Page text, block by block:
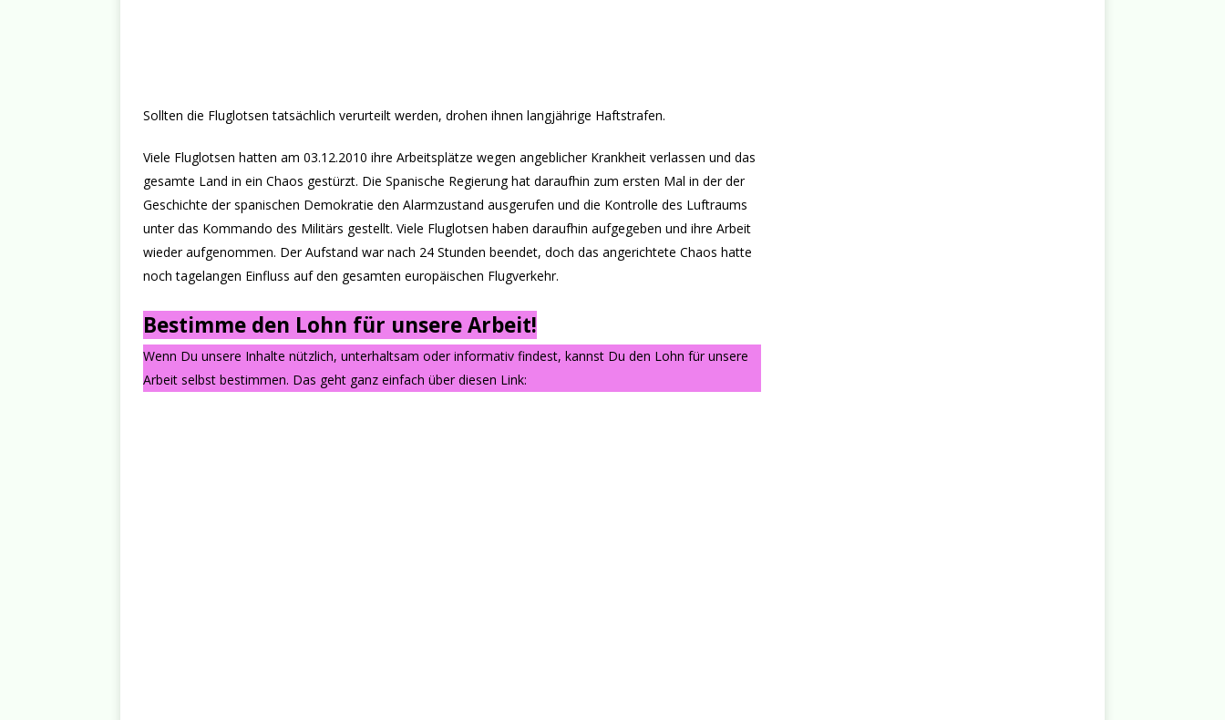
Sollten die Fluglotsen tatsächlich verurteilt werden, drohen ihnen langjährige Haftstrafen.
Viele Fluglotsen hatten am 03.12.2010 ihre Arbeitsplätze wegen angeblicher Krankheit verlassen und das
gesamte Land in ein Chaos gestürzt. Die Spanische Regierung hat daraufhin zum ersten Mal in der der
Geschichte der spanischen Demokratie den Alarmzustand ausgerufen und die Kontrolle des Luftraums
unter das Kommando des Militärs gestellt. Viele Fluglotsen haben daraufhin aufgegeben und ihre Arbeit
wieder aufgenommen. Der Aufstand war nach 24 Stunden beendet, doch das angerichtete Chaos hatte
noch tagelangen Einfluss auf den gesamten europäischen Flugverkehr.
Bestimme den Lohn für unsere Arbeit!
Wenn Du unsere Inhalte nützlich, unterhaltsam oder informativ findest, kannst Du den Lohn für unsere
Arbeit selbst bestimmen. Das geht ganz einfach über diesen Link: